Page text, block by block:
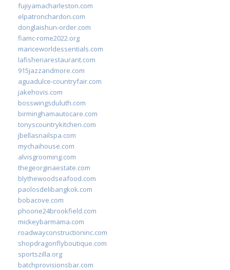
fujiyamacharleston.com
elpatronchardon.com
donglaishun-order.com
fiamc-rome2022.org
mariceworldessentials.com
lafisheriarestaurant.com
915jazzandmore.com
aguadulce-countryfair.com
jakehovis.com
bosswingsduluth.com
birminghamautocare.com
tonyscountrykitchen.com
jbellasnailspa.com
mychaihouse.com
alvisgrooming.com
thegeorginaestate.com
blythewoodseafood.com
paolosdelibangkok.com
bobacove.com
phoone24brookfield.com
mickeybarmama.com
roadwayconstructioninc.com
shopdragonflyboutique.com
sportszilla.org
batchprovisionsbar.com